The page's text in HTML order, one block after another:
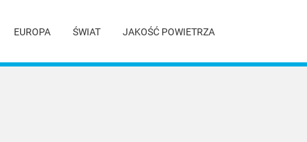
EUROPA ŚWIAT JAKOŚĆ POWIETRZA